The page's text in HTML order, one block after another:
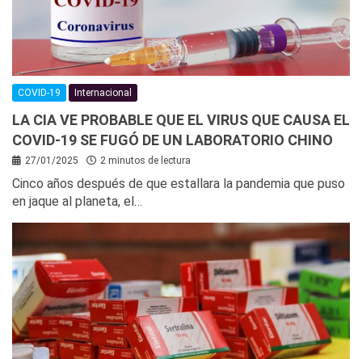
COVID-19 Internacional
LA CIA VE PROBABLE QUE EL VIRUS QUE CAUSA EL
COVID-19 SE FUGÓ DE UN LABORATORIO CHINO
27/01/2025 2 minutos de lectura
Cinco años después de que estallara la pandemia que puso
en jaque al planeta, el…